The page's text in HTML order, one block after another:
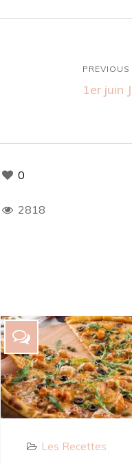
PREVIOUS
1er juin
0
2818
Les Recettes